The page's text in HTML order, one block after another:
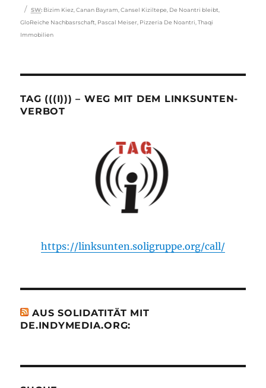
Schlagwörter
SW: Bizim Kiez ,Canan Bayram ,Cansel Kiziltepe De Noantri bleibt
GloReiche Nachbasrschaft Pascal Meiser Pizzeria De Noantri ,Thaqi
Immobilien
TAG (((I))) – WEG MIT DEM LINKSUNTEN-
VERBOT
https://linksunten.soligruppe.org/call/
AUS SOLIDATITÄT MIT
DE.INDYMEDIA.ORG: